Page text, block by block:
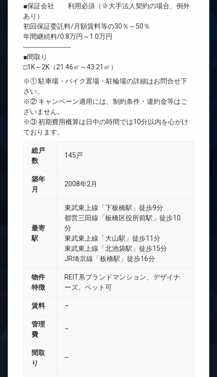
■保証会社 利用必須（※大手法人契約の場合、例外
あり）
初回保証委託料/月額賃料等の30％～50％
年間継続料/0.8万円～1.0万円
―――――――
■間取り
□1K～2K（21.46㎡～43.21㎡）
※① 駐車場・バイク置場・駐輪場の詳細はお問合せ下
さい。
※② キャンペーン適用には、制約条件・違約金等はご
ざいません。
※③ 初期費用概算は日中の時間では10分以内を心がけ
ております。
総戸
数
145戸
築年
月
2008年2月
最寄
駅
東武東上線「下板橋駅」徒歩9分
都営三田線「板橋区役所前駅」徒歩10
分
東武東上線「大山駅」徒歩11分
東武東上線「北池袋駅」徒歩15分
JR埼京線「板橋駅」徒歩16分
物件
特徴
REIT系ブランドマンション、デザイナ
ーズ、ペット可
賃料 –
管理
費
–
間取
り
–